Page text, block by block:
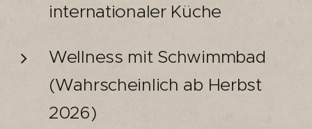
internationaler Küche
Wellness mit Schwimmbad
(Wahrscheinlich ab Herbst
2026)